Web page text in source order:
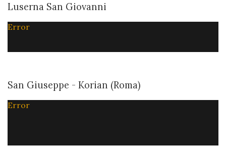
Luserna San Giovanni
Error
San Giuseppe - Korian (Roma)
Error